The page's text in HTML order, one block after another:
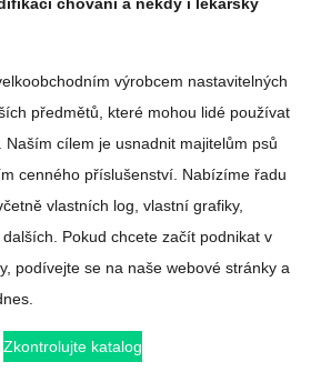
výrobcem nastavitelných
předmětů, které mohou lidé používat
Naším cílem je usnadnit majitelům psů
cenného příslušenství. Nabízíme řadu
vlastních log, vlastní grafiky,
Pokud chcete začít podnikat v
podívejte se na naše webové stránky a
Zkontrolujte katalog